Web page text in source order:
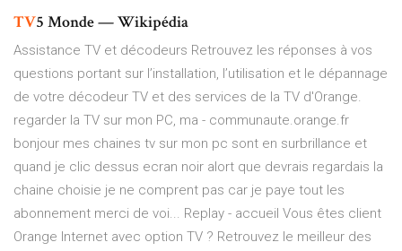
TV5 Monde — Wikipédia
Assistance TV et décodeurs Retrouvez les réponses à vos
questions portant sur l’installation, l’utilisation et le dépannage
de votre décodeur TV et des services de la TV d'Orange.
regarder la TV sur mon PC, ma - communaute.orange.fr
bonjour mes chaines tv sur mon pc sont en surbrillance et
quand je clic dessus ecran noir alort que devrais regardais la
chaine choisie je ne comprent pas car je paye tout les
abonnement merci de voi... Replay - accueil Vous êtes client
Orange Internet avec option TV ? Retrouvez le meilleur des